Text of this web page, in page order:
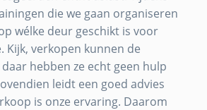
die we gaan organiseren
wélke deur geschikt is voor
Kijk, verkopen kunnen de
hebben ze echt geen hulp
leidt een goed advies
is onze ervaring. Daarom